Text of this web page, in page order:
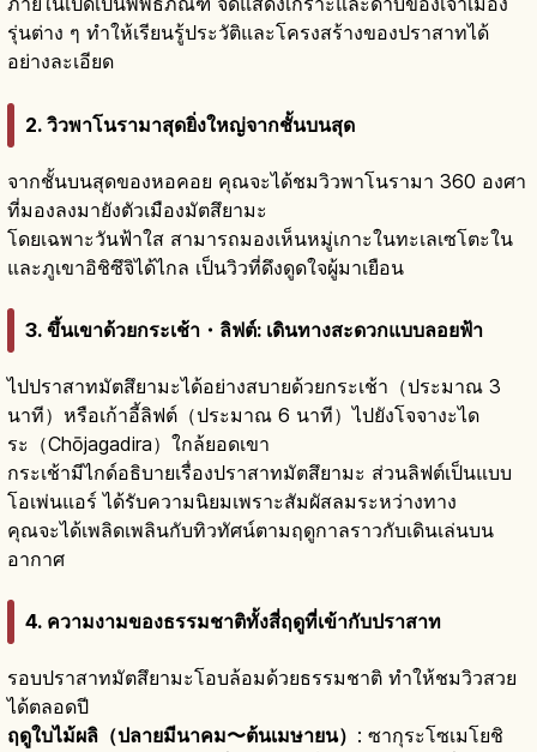
รุ่นต่าง ๆ ทำให้เรียนรู้ประวัติและโครงสร้างของปราสาทได้
อย่างละเอียด
2. วิวพาโนรามาสุดยิ่งใหญ่จากชั้นบนสุด
จากชั้นบนสุดของหอคอย คุณจะได้ชมวิวพาโนรามา 360 องศา
ที่มองลงมายังตัวเมืองมัตสึยามะ
โดยเฉพาะวันฟ้าใส สามารถมองเห็นหมู่เกาะในทะเลเซโตะใน
และภูเขาอิชิซึจิได้ไกล เป็นวิวที่ดึงดูดใจผู้มาเยือน
3. ขึ้นเขาด้วยกระเช้า・ลิฟต์: เดินทางสะดวกแบบลอยฟ้า
ไปปราสาทมัตสึยามะได้อย่างสบายด้วยกระเช้า（ประมาณ 3
นาที）หรือเก้าอี้ลิฟต์（ประมาณ 6 นาที）ไปยังโจจางะได
ระ（Chōjagadira）ใกล้ยอดเขา
กระเช้ามีไกด์อธิบายเรื่องปราสาทมัตสึยามะ ส่วนลิฟต์เป็นแบบ
โอเพ่นแอร์ ได้รับความนิยมเพราะสัมผัสลมระหว่างทาง
คุณจะได้เพลิดเพลินกับทิวทัศน์ตามฤดูกาลราวกับเดินเล่นบน
อากาศ
4. ความงามของธรรมชาติทั้งสี่ฤดูที่เข้ากับปราสาท
รอบปราสาทมัตสึยามะโอบล้อมด้วยธรรมชาติ ทำให้ชมวิวสวย
ได้ตลอดปี
ฤดูใบไม้ผลิ（ปลายมีนาคม〜ต้นเมษายน） : ซากุระโซเมโยชิ